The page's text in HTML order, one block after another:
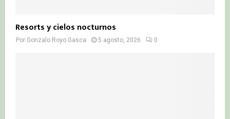
Resorts y cielos nocturnos
Por Gonzalo Royo Gasca 5 agosto, 2026 0